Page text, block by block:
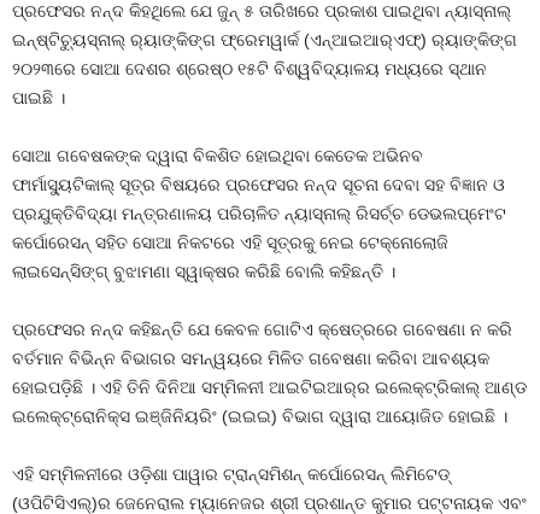
ପ୍ରଫେସର ନନ୍ଦ କିହଥିଲେ ଯେ ଜୁନ୍ ୫ ତାରିଖରେ ପ୍ରକାଶ ପାଇଥିବା ନ୍ୟାସ୍‌ନାଲ୍
ଇନ୍‌ଷ୍ଟିଚ୍ୟୁସ୍‌ନାଲ୍ ର‌୍ୟାଙ୍କିଙ୍ଗ ଫ୍ରେମୱାର୍କ (ଏନ୍‌ଆଇଆର୍‌ଏଫ୍‌) ର‌୍ୟାଙ୍କିଙ୍ଗ
୨୦୨୩ରେ ସୋଆ ଦେଶର ଶ୍ରେଷ୍ଠ ୧୫ଟି ବିଶ୍ୱବିଦ୍ୟାଳୟ ମଧ୍ୟରେ ସ୍ଥାନ
ପାଇଛି ।
ସୋଆ ଗବେଷକଙ୍କ ଦ୍ୱାରା ବିକଶିତ ହୋଇଥିବା କେତେକ ଅଭିନବ
ଫାର୍ମାସ୍ୟୁଟିକାଲ୍ ସୂତ୍ର ବିଷୟରେ ପ୍ରଫେସର ନନ୍ଦ ସୂଚନା ଦେବା ସହ ବିଜ୍ଞାନ ଓ
ପ୍ରଯୁକ୍ତିବିଦ୍ୟା ମନ୍ତ୍ରଣାଳୟ ପରିଚାଳିତ ନ୍ୟାସ୍‌ନାଲ୍ ରିସର୍ଚ୍ଚ ଡେଭଲପ୍‌ମେଂଟ
କର୍ପୋରେସନ୍ ସହିତ ସୋଆ ନିକଟରେ ଏହି ସୂତ୍ରକୁ ନେଇ ଟେକ୍ନୋଲୋଜି
ଲାଇସେନ୍ସିଙ୍ଗ୍ ବୁଝାମଣା ସ୍ୱାକ୍ଷର କରିଛି ବୋଲି କହିଛନ୍ତି ।
ପ୍ରଫେସର ନନ୍ଦ କହିଛନ୍ତି ଯେ କେବଳ ଗୋଟିଏ କ୍ଷେତ୍ରରେ ଗବେଷଣା ନ କରି
ବର୍ତମାନ ବିଭିନ୍ନ ବିଭାଗର ସମନ୍ୱୟରେ ମିଳିତ ଗବେଷଣା କରିବା ଆବଶ୍ୟକ
ହୋଇପଡ଼ିଛି । ଏହି ତିନି ଦିନିଆ ସମ୍ମିଳନୀ ଆଇଟିଇଆର୍‌ର ଇଲେକ୍ଟ୍ରିକାଲ୍ ଆଣ୍ଡ
ଇଲେକ୍ଟ୍ରୋନିକ୍ସ ଇଞ୍ଜିନିୟରିଂ (ଇଇଇ) ବିଭାଗ ଦ୍ୱାରା ଆୟୋଜିତ ହୋଇଛି ।
ଏହି ସମ୍ମିଳନୀରେ ଓଡ଼ିଶା ପାୱାର ଟ୍ରାନ୍ସମିଶନ୍ କର୍ପୋରେସନ୍ ଲିମିଟେଡ୍
(ଓପିଟିସିଏଲ୍‌)ର ଜେନେରାଲ ମ୍ୟାନେଜର ଶ୍ରୀ ପ୍ରଶାନ୍ତ କୁମାର ପଟ୍ଟନାୟକ ଏବଂ